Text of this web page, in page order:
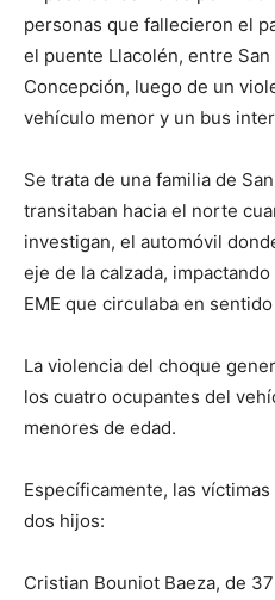
personas que fallecieron el
el puente Llacolén, entre
Concepción, luego de un
vehículo menor y un bus
Se trata de una familia de
transitaban hacia el norte
investigan, el automóvil
eje de la calzada,
EME que circulaba en
La violencia del choque
los cuatro ocupantes del
menores de edad.
Específicamente, las
dos hijos:
Cristian Bouniot Baeza, de